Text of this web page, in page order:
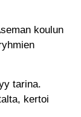
koulun
tarina.
kertoi